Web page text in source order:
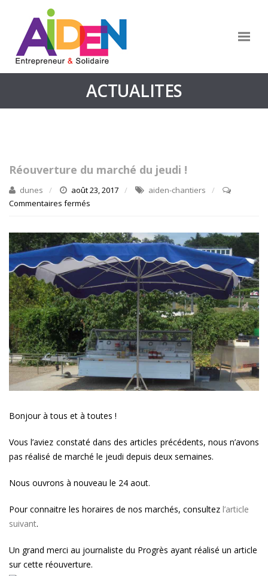
ACTUALITES
Réouverture du marché du jeudi !
dunes août 23, 2017
aiden-chantiers
Commentaires fermés
marché
du
jeudi
!
Bonjour à tous et à toutes !
Vous l’aviez constaté dans des articles précédents, nous n’avons
pas réalisé de marché le jeudi depuis deux semaines.
Nous ouvrons à nouveau le 24 aout.
Pour connaitre les horaires de nos marchés, consultez l’article
suivant.
Un grand merci au journaliste du Progrès ayant réalisé un article
sur cette réouverture.